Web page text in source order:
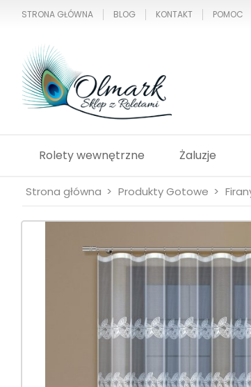
STRONA GŁÓWNA BLOG KONTAKT POMOC
Rolety wewnętrzne Żaluzje
Strona główna Produkty Gotowe